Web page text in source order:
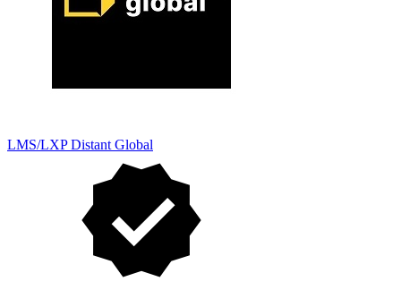
LMS/LXP Distant Global